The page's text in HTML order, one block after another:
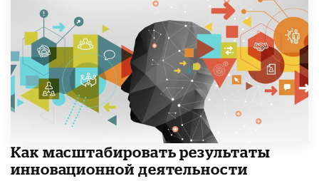
Как масштабировать результаты
инновационной деятельности